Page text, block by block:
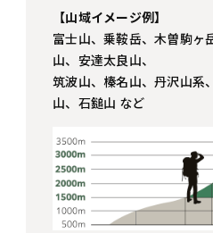
【山域イメージ例】
富士山、乗鞍岳、木曽駒ヶ
山、安達太良山、
筑波山、榛名山、丹沢山系
山、石鎚山 など